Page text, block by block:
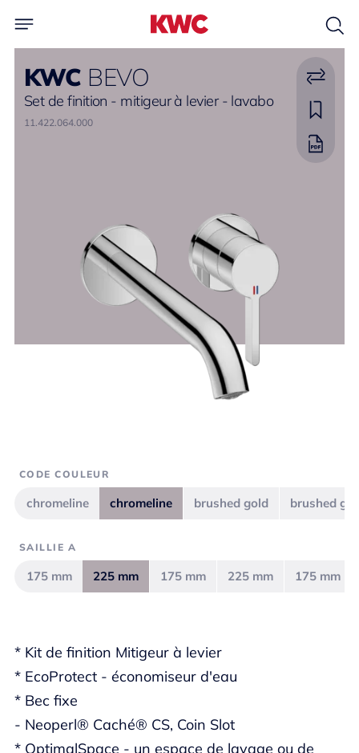
KWC BEVO
Set de finition - mitigeur à levier - lavabo
11.422.064.000
* Kit de finition Mitigeur à levier
* EcoProtect - économiseur d'eau
* Bec fixe
- Neoperl® Caché® CS, Coin Slot
* OptimalSpace - un espace de lavage ou de
CODE COULEUR
chromeline chromeline brushed gold brushed
SAILLIE A
175 mm 225 mm 175 mm 225 mm 175 mm